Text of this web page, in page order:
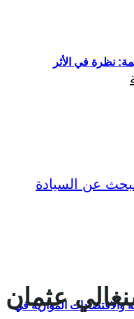
نظرة في الأثر
الموازية في
عثمان